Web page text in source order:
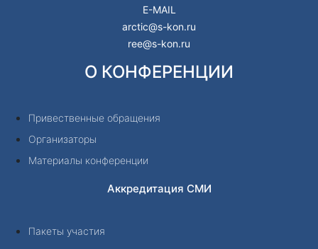
E-MAIL
arctic@s-kon.ru
ree@s-kon.ru
О КОНФЕРЕНЦИИ
Привественные обращения
Организаторы
Материалы конференции
Аккредитация СМИ
Пакеты участия